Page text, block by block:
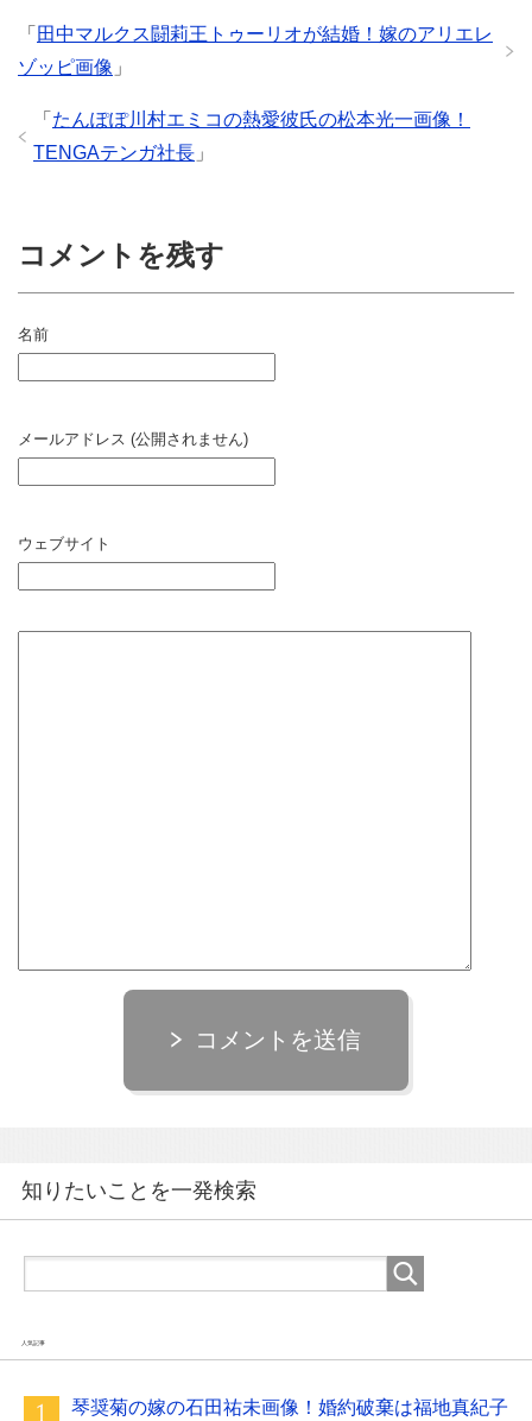
「 田中マルクス闘莉王トゥーリオが結婚！嫁のアリエレ
ゾッピ画像 」
「 たんぽぽ川村エミコの熱愛彼氏の松本光一画像！
TENGAテンガ社長 」
コメントを残す
名前
メールアドレス (公開されません)
ウェブサイト
コメントを送信
知りたいことを一発検索
人気記事
琴奨菊の嫁の石田祐未画像！婚約破棄は福地真紀子